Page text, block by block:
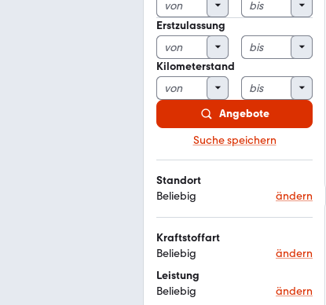
Erstzulassung
Kilometerstand
Angebote
Suche speichern
Standort
Beliebig
ändern
Kraftstoffart
Beliebig
ändern
Leistung
Beliebig
ändern